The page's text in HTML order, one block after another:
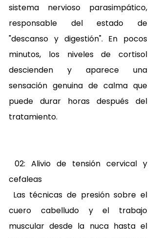
sistema nervioso parasimpático,
responsable del estado de
"descanso y digestión". En pocos
minutos, los niveles de cortisol
descienden y aparece una
sensación genuina de calma que
puede durar horas después del
tratamiento.
02: Alivio de tensión cervical y
cefaleas
Las técnicas de presión sobre el
cuero cabelludo y el trabajo
muscular desde la nuca hasta el